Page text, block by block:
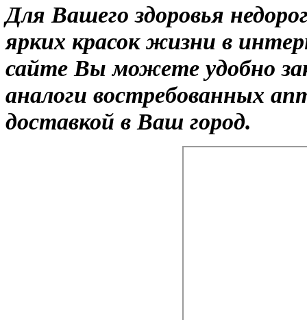
Для Вашего здоровья
ярких красок жизни в
сайте Вы можете удобно
аналоги востребованных
доставкой в Ваш город.